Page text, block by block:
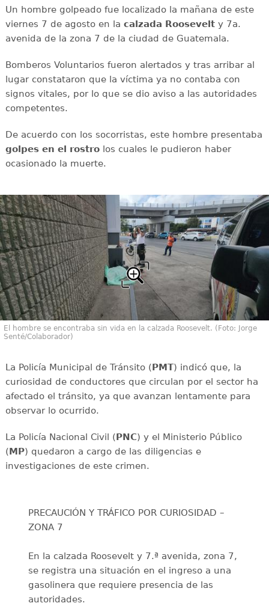
Un hombre golpeado fue localizado la mañana de este
viernes 7 de agosto en la calzada Roosevelty 7a.
avenida de la zona 7 de la ciudad de Guatemala.
Bomberos Voluntarios fueron alertados y tras arribar al
lugar constataron que la víctima ya no contaba con
signos vitales, por lo que se dio aviso a las autoridades
competentes.
De acuerdo con los socorristas, este hombre presentaba
golpes en el rostrolos cuales le pudieron haber
ocasionado la muerte.
El hombre se encontraba sin vida en la calzada Roosevelt. (Foto: Jorge
Senté/Colaborador)
La Policía Municipal de Tránsito (PMT) indicó que, la
curiosidad de conductores que circulan por el sector ha
afectado el tránsito, ya que avanzan lentamente para
observar lo ocurrido.
La Policía Nacional Civil (PNC) y el Ministerio Público
(MP) quedaron a cargo de las diligencias e
investigaciones de este crimen.
PRECAUCIÓN Y TRÁFICO POR CURIOSIDAD –
ZONA 7
En la calzada Roosevelt y 7.ª avenida, zona 7,
se registra una situación en el ingreso a una
gasolinera que requiere presencia de las
autoridades.